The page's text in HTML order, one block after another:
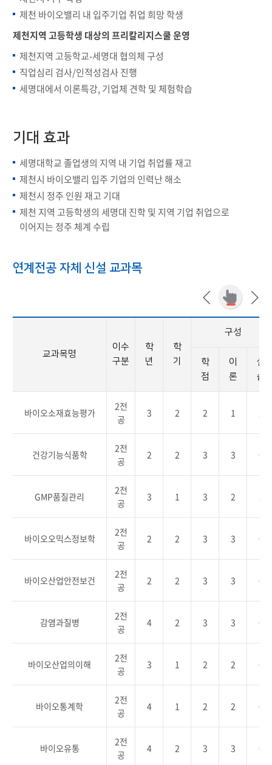
제천 바이오밸리 내 입주기업 취업 희망 학생
제천지역 고등학생 대상의 프리칼리지스쿨 운영
제천지역 고등학교-세명대 협의체 구성
직업심리 검사/인적성검사 진행
세명대에서 이론특강, 기업체 견학 및 체험학습
기대 효과
세명대학교 졸업생의 지역 내 기업 취업률 재고
제천시 바이오밸리 입주 기업의 인력난 해소
제천시 정주 인원 재고 기대
제천 지역 고등학생의 세명대 진학 및 지역 기업 취업으로
이어지는 정주 체계 수립
연계전공 자체 신설 교과목
교과목명
이수
구분
학
년
학
기
구성
학
점
이
론
실
습
바이오소재효능평가
2전
공
3 2 2 1 2
건강기능식품학
2전
공
2 2 3 3 0
GMP품질관리
2전
공
3 1 3 2 2
바이오오믹스정보학
2전
공
2 2 3 3 0
바이오산업안전보건
2전
공
2 2 3 3 0
감염과질병
2전
공
4 2 3 3 0
바이오산업의이해
2전
공
3 1 2 2 0
바이오통계학
2전
공
4 1 2 2 0
바이오유통
2전
공
4 2 3 3 0